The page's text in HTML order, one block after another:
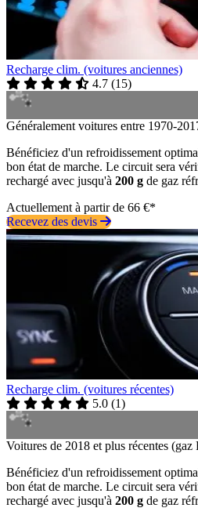
Recharge clim. (voitures anciennes)
4.7 (15)
Généralement voitures entre 1970-
Bénéficiez d'un refroidissement
bon état de marche. Le circuit sera
rechargé avec jusqu'à 200 g de gaz
Actuellement à partir de 66 €*
Recevez des devis
Recharge clim. (voitures récentes)
5.0 (1)
Voitures de 2018 et plus récentes
Bénéficiez d'un refroidissement
bon état de marche. Le circuit sera
rechargé avec jusqu'à 200 g de gaz